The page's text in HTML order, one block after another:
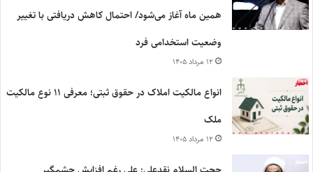
همین ماه آغاز می‌شود/ احتمال کاهش دریافتی با تغییر
وضعیت استخدامی فرد
۱۲ مرداد ۱۴۰۵
انواع مالکیت املاک در حقوق ثبتی؛ معرفی ۱۱ نوع مالکیت
ملک
۱۲ مرداد ۱۴۰۵